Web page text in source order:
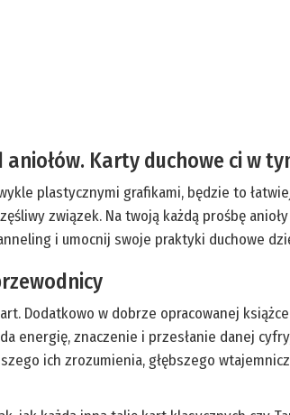
Karty duchowe ci w
plastycznymi grafikami, będzie to
związek. Na twoją każdą prośbę
i umocnij swoje praktyki duchowe
Dodatkowo w dobrze opracowanej
energię, znaczenie i przesłanie danej
ich zrozumienia, głębszego